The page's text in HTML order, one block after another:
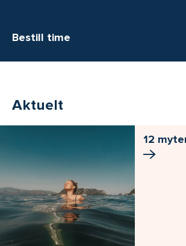
Bestill time
Aktuelt
12